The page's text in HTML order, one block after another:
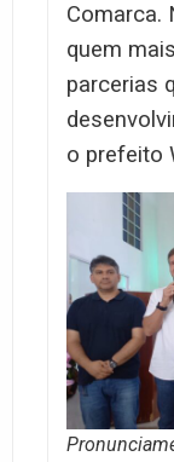
Comarca.
quem
parcerias
o prefeito